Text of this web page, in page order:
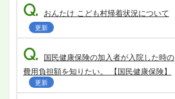
Q. おんたけ こども村帰着状況について
更新
Q. 国民健康保険の加入者が入院した時の
費用負担額を知りたい。 【国民健康保険】
更新